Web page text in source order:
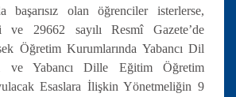
başarısız olan öğrenciler isterlerse,
ve 29662 sayılı Resmî Gazete’de
Öğretim Kurumlarında Yabancı Dil
ve Yabancı Dille Eğitim Öğretim
Esaslara İlişkin Yönetmeliğin 9